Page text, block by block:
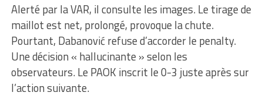
Alerté par la VAR, il consulte les images. Le tirage de
maillot est net, prolongé, provoque la chute.
Pourtant, Dabanović refuse d’accorder le penalty.
Une décision « hallucinante » selon les
observateurs. Le PAOK inscrit le 0-3 juste après sur
l’action suivante.